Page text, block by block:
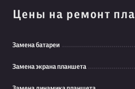
Цены на ремонт
Замена батареи
Замена экрана планшета